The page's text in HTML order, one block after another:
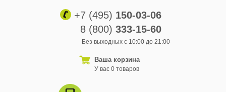
+7 (495) 150-03-06
8 (800) 333-15-60
Без выходных с 10:00 до 21:00
Ваша корзина
У вас 0 товаров